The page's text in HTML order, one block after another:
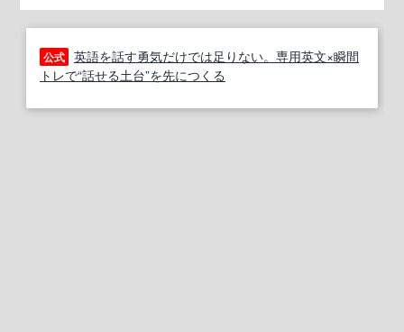
公式 英語を話す勇気だけでは足りない。専用英文×瞬間
トレで“話せる土台”を先につくる